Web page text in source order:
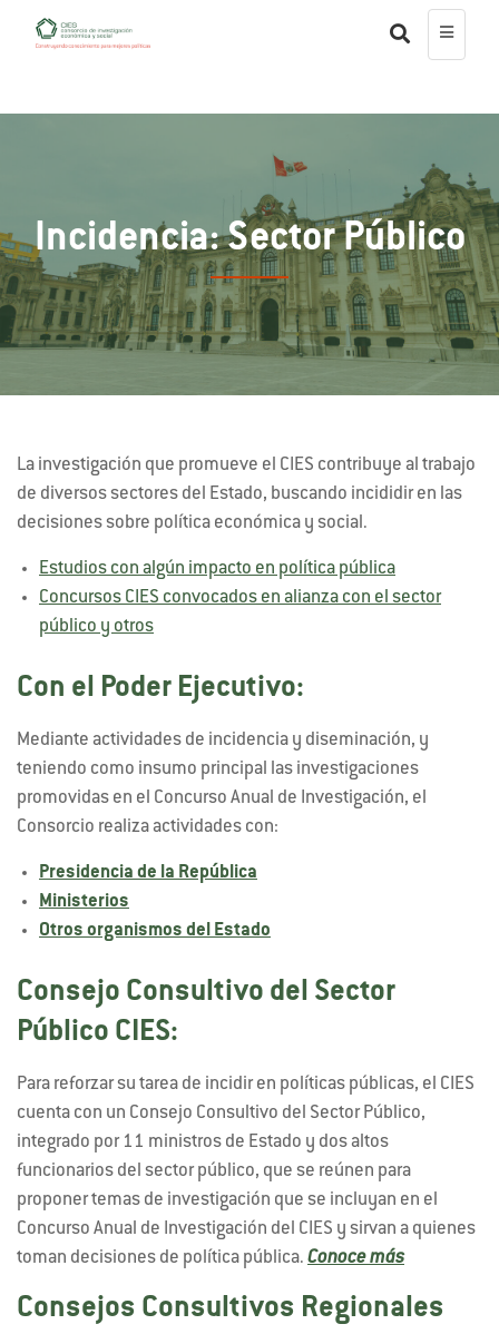
Incidencia: Sector Público
La investigación que promueve el CIES contribuye al trabajo
de diversos sectores del Estado, buscando incididir en las
decisiones sobre política económica y social.
Estudios con algún impacto en política pública
Concursos CIES convocados en alianza con el sector
público y otros
Con el Poder Ejecutivo:
Mediante actividades de incidencia y diseminación, y
teniendo como insumo principal las investigaciones
promovidas en el Concurso Anual de Investigación, el
Consorcio realiza actividades con:
Presidencia de la República
Ministerios
Otros organismos del Estado
Consejo Consultivo del Sector
Público CIES:
Para reforzar su tarea de incidir en políticas públicas, el CIES
cuenta con un Consejo Consultivo del Sector Público,
integrado por 11 ministros de Estado y dos altos
funcionarios del sector público, que se reúnen para
proponer temas de investigación que se incluyan en el
Concurso Anual de Investigación del CIES y sirvan a quienes
toman decisiones de política pública. Conoce más
Consejos Consultivos Regionales